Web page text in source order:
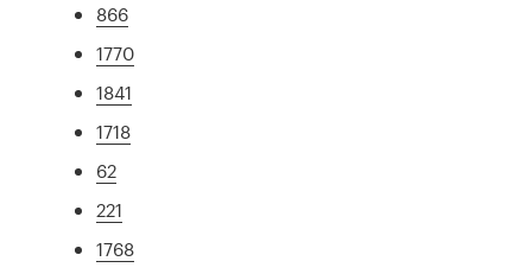
866
1770
1841
1718
62
221
1768